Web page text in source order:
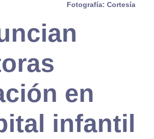
Fotografía: Cortesía
en
infantil